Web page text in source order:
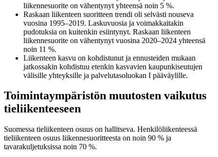
liikennesuorite on vähentynyt yhteensä noin 5 %.
Raskaan liikenteen suoritteen trendi oli selvästi nouseva
vuosina 1995–2019. Laskuvuosia ja voimakkaitakin
pudotuksia on kuitenkin esiintynyt. Raskaan liikenteen
liikennesuorite on vähentynyt vuosina 2020–2024 yhteensä
noin 11 %.
Liikenteen kasvu on kohdistunut ja ennusteiden mukaan
jatkossakin kohdistuu etenkin kasvavien kaupunkiseutujen
välisille yhteyksille ja palvelutasoluokan I pääväylille.
Toimintaympäristön muutosten vaikutus
tieliikenteeseen
Suomessa tieliikenteen osuus on hallitseva. Henkilöliikenteessä
tieliikenteen osuus liikennesuoritteesta on noin 90 % ja
tavarakuljetuksissa noin 70 %.